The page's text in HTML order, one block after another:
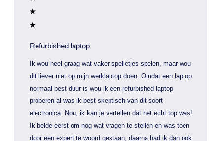
Refurbished laptop
Ik wou heel graag wat vaker spelletjes spelen, maar wou
dit liever niet op mijn werklaptop doen. Omdat een laptop
normaal best duur is wou ik een refurbished laptop
proberen al was ik best skeptisch van dit soort
electronica. Nou, ik kan je vertellen dat het echt top was!
Ik belde eerst om nog wat vragen te stellen en was toen
door een expert te woord gestaan, daarna had ik dan ook